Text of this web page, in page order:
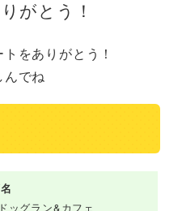
がとう！
をありがとう！
んでね
ッグラン&カフェ